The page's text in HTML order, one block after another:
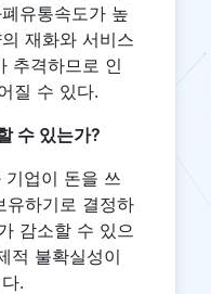
유통속도가 높
재화와 서비스
추격하므로 인
질 수 있다.
수 있는가?
기업이 돈을 쓰
유하기로 결정하
감소할 수 있으
적 불확실성이
.